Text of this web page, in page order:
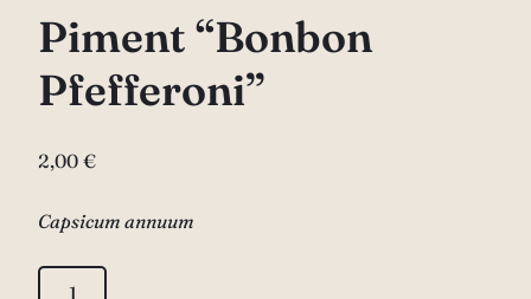
Piment “Bonbon
Pfefferoni”
2,00 €
Capsicum annuum
quantité